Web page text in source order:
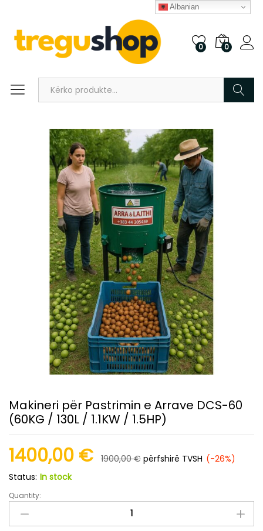
0 0
Makineri për Pastrimin e Arrave DCS-60
(60KG / 130L / 1.1KW / 1.5HP)
1400,00 € 1900,00€ përfshirë TVSH (-26%)
Status: In stock
Makineri
për
Pastrimin
Quantity:
Albanian